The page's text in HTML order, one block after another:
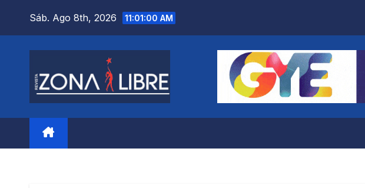
Sáb. Ago 8th, 2026 11:01:01 AM